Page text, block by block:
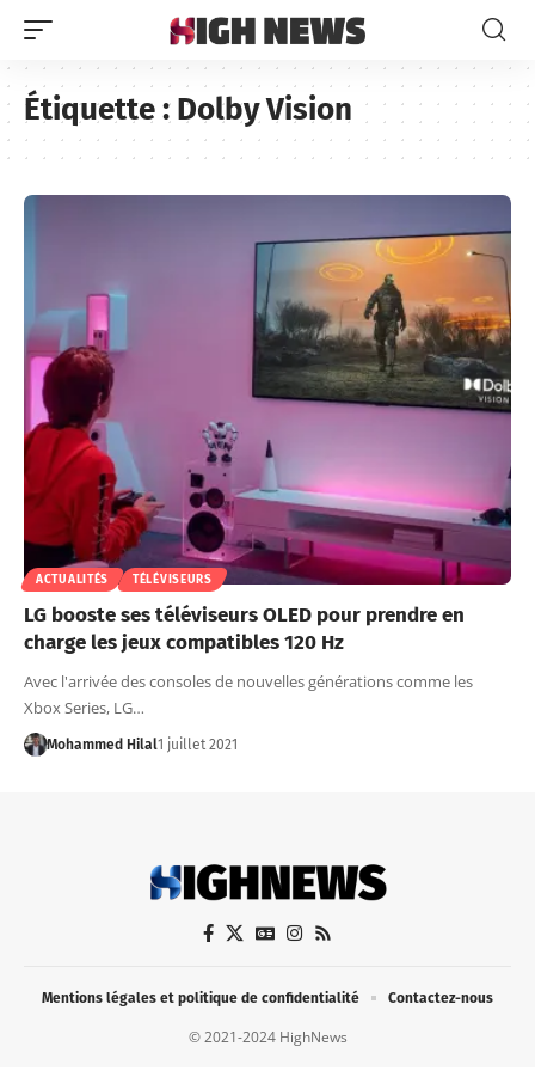
Étiquette :Dolby Vision
ACTUALITÉS TÉLÉVISEURS
LG booste ses téléviseurs OLED pour prendre en
charge les jeux compatibles 120 Hz
Avec l'arrivée des consoles de nouvelles générations comme les
Xbox Series, LG…
Mohammed Hilal1 juillet 2021
© 2021-2024 HighNews
Mentions légales et politique de confidentialité Contactez-nous